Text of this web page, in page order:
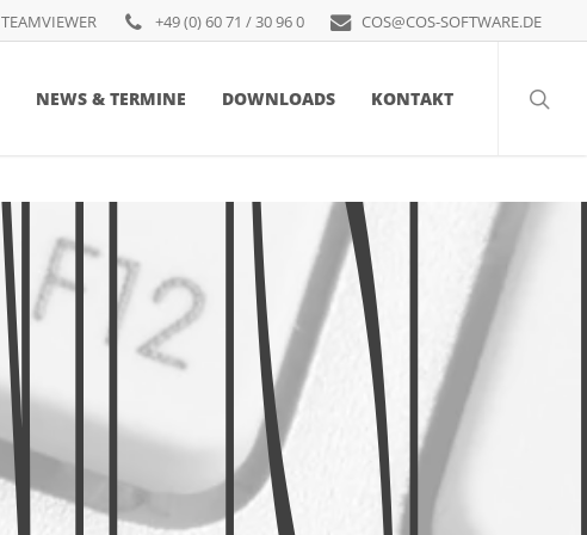
TEAMVIEWER +49 (0) 60 71 / 30 96 0 COS@COS-SOFTWARE.DE
NEWS & TERMINE DOWNLOADS KONTAKT
Menu